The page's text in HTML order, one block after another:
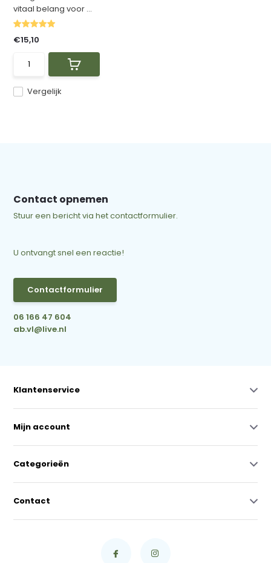
vitaal belang voor ...
Vergelijk
€15,10
Contact opnemen
Stuur een bericht via het contactformulier.
U ontvangt snel een reactie!
Contactformulier
06 166 47 604
ab.vl@live.nl
Klantenservice
Mijn account
Categorieën
Contact